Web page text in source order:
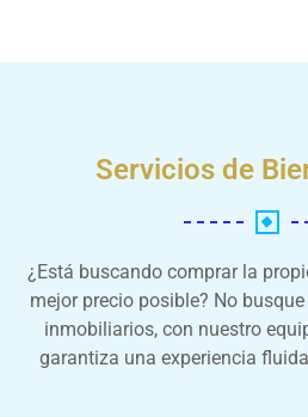
Servicios de
¿Está buscando comprar la
mejor precio posible? No
inmobiliarios, con nuestro
garantiza una experiencia